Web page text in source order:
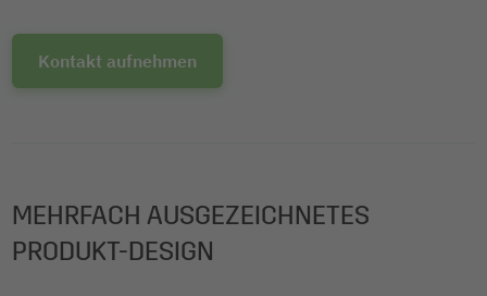
Kontakt aufnehmen
MEHRFACH AUSGEZEICHNETES
PRODUKT-DESIGN